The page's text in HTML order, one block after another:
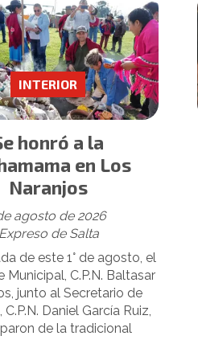
honró a la
en Los
Naranjos
de Salta
INTERIOR
agosto de 2026
de este 1° de agosto, el
Municipal, C.P.N. Baltasar
junto al Secretario de
C.P.N. Daniel García Ruiz,
de la tradicional